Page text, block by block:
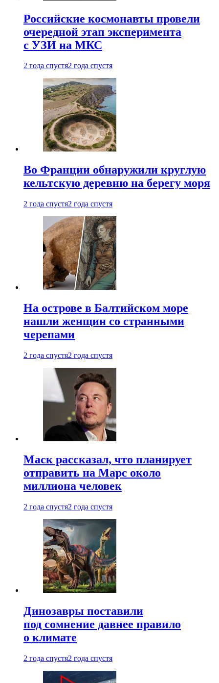
Российские космонавты провели
очередной этап эксперимента
с УЗИ на МКС
2 года спустя2 года спустя
Во Франции обнаружили круглую
кельтскую деревню на берегу моря
2 года спустя2 года спустя
На острове в Балтийском море
нашли женщин со странными
черепами
2 года спустя2 года спустя
Маск рассказал, что планирует
отправить на Марс около
миллиона человек
2 года спустя2 года спустя
Динозавры поставили
под сомнение давнее правило
о климате
2 года спустя2 года спустя